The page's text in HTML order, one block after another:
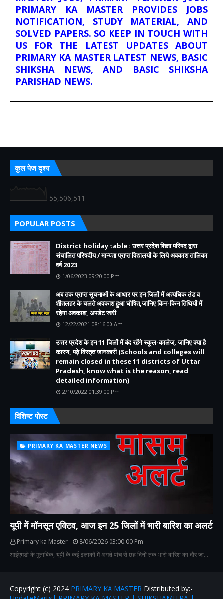
PRIMARY KA MASTER PROVIDES JOBS
NOTIFICATION, STUDY MATERIAL, AND
SOLVED PAPERS. SO KEEP IN TOUCH WITH
US FOR THE LATEST UPDATES ABOUT
PRIMARY KA MASTER LATEST NEWS, BASIC
SHIKSHA NEWS, AND BASIC SHIKSHA
PARISHAD NEWS.
कुल पेज दृश्य
55,506,511
POPULAR POSTS
District holiday table : उत्तर प्रदेश शिक्षा परिषद द्वारा
संचालित परिषदीय / मान्यता प्राप्त विद्यालयों के लिये अवकाश तालिका
वर्ष 2023
1/06/2023 09:20:00 Pm
अब तक प्राप्त सूचनाओं के आधार पर इन जिलों में अत्यधिक ठंड व
शीतलहर के चलते अवकाश हुआ घोषित,जानिए किन-किन तिथियों में
रहेगा अवकाश, अपडेट जारी
12/22/2021 08:16:00 Am
उत्तर प्रदेश के इन 11 जिलों में बंद रहेंगे स्कूल-कालेज, जानिए क्या है
कारण, पढ़े विस्तृत जानकारी (Schools and colleges will
remain closed in these 11 districts of Uttar
Pradesh, know what is the reason, read
detailed information)
2/10/2022 01:39:00 Pm
विशिष्ट पोस्ट
PRIMARY KA MASTER NEWS
यूपी में मॉनसून एक्टिव, आज इन 25 जिलों में भारी बारिश का अलर्ट
Primary ka Master
8/06/2026 03:00:00 Pm
आईएमडी के मुताबिक, यूपी के कई इलाकों में अगले पांच से छह दिनों तक भारी बारिश का दौर जा…
Copyright (c) 2024 PRIMARY KA MASTER Distributed by:-